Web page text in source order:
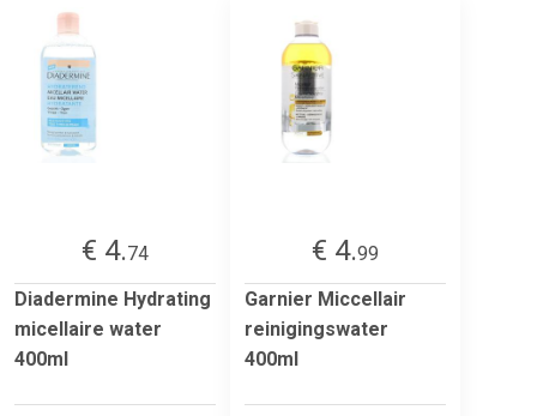
€ 4.74
Diadermine Hydrating
micellaire water
400ml
€ 4.99
Garnier Miccellair
reinigingswater
400ml